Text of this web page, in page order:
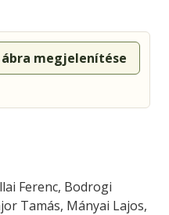
megjelenítése
Ferenc, Bodrogi
Tamás, Mányai Lajos,